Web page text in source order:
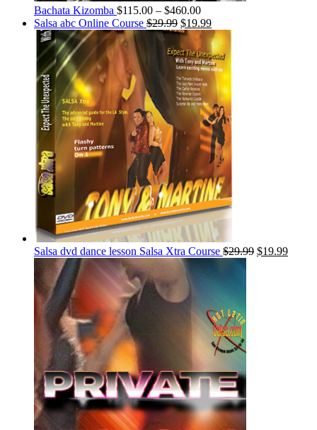
Bachata Kizomba $115.00 – $460.00
Salsa abc Online Course $29.99 $19.99
Salsa dvd dance lesson Salsa Xtra Course $29.99 $19.99